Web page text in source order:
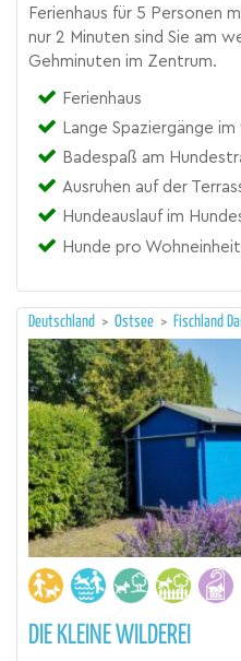
Ferienhaus für 5 Personen
nur 2 Minuten sind Sie am
Gehminuten im Zentrum.
Ferienhaus
Lange Spaziergänge im
Badespaß am
Ausruhen auf der
Hundeauslauf im
Hunde pro Wohneinheit
Deutschland > Ostsee > Fischland
DIE KLEINE WILDEREI